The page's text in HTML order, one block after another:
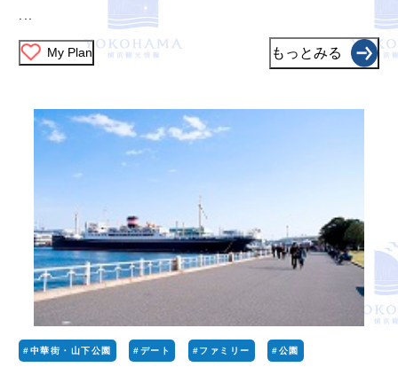
...
My Plan もっとみる
#中華街・山下公園 #デート #ファミリー #公園